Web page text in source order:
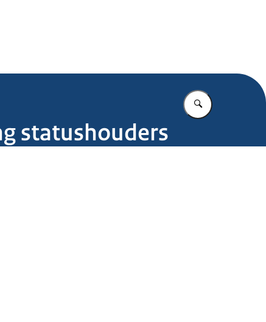
Vul in wat u
statushouders